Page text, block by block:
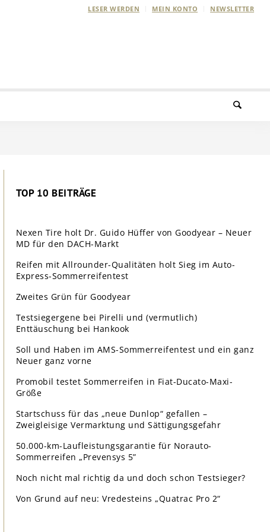
LESER WERDEN MEIN KONTO NEWSLETTER
TOP 10 BEITRÄGE
Nexen Tire holt Dr. Guido Hüffer von Goodyear – Neuer
MD für den DACH-Markt
Reifen mit Allrounder-Qualitäten holt Sieg im Auto-
Express-Sommerreifentest
Zweites Grün für Goodyear
Testsiegergene bei Pirelli und (vermutlich)
Enttäuschung bei Hankook
Soll und Haben im AMS-Sommerreifentest und ein ganz
Neuer ganz vorne
Promobil testet Sommerreifen in Fiat-Ducato-Maxi-
Größe
Startschuss für das „neue Dunlop“ gefallen –
Zweigleisige Vermarktung und Sättigungsgefahr
50.000-km-Laufleistungsgarantie für Norauto-
Sommerreifen „Prevensys 5”
Noch nicht mal richtig da und doch schon Testsieger?
Von Grund auf neu: Vredesteins „Quatrac Pro 2“